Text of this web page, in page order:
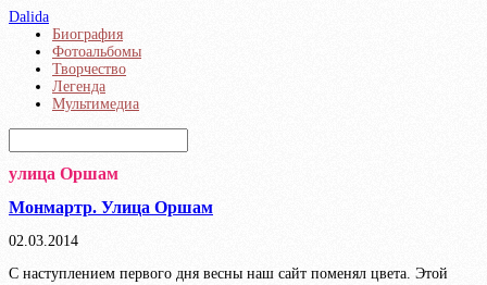
Dalida
Биография
Фотоальбомы
Творчество
Легенда
Мультимедиа
улица Оршам
Монмартр. Улица Оршам
02.03.2014
С наступлением первого дня весны наш сайт поменял цвета. Этой